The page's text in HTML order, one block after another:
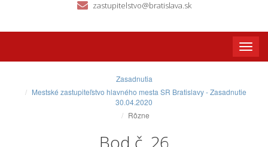
zastupitelstvo@bratislava.sk
Toggle
Zasadnutia
Mestské zastupiteľstvo hlavného mesta SR Bratislavy - Zasadnutie
30.04.2020
Rôzne
Bod č. 26